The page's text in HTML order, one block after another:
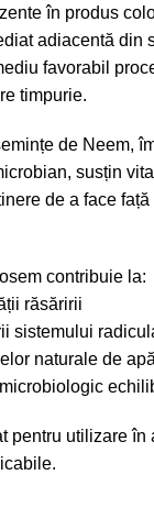
în produs
adiacentă din
favorabil
timpurie.
de Neem,
susțin
de a face
contribuie la:
răsăririi
sistemului
naturale de
pentru utilizare în